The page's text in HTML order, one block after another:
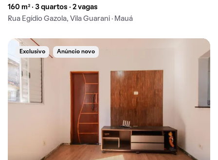
160 m² · 3 quartos · 2 vagas
Rua Egídio Gazola, Vila Guarani · Mauá
Exclusivo Anúncio novo